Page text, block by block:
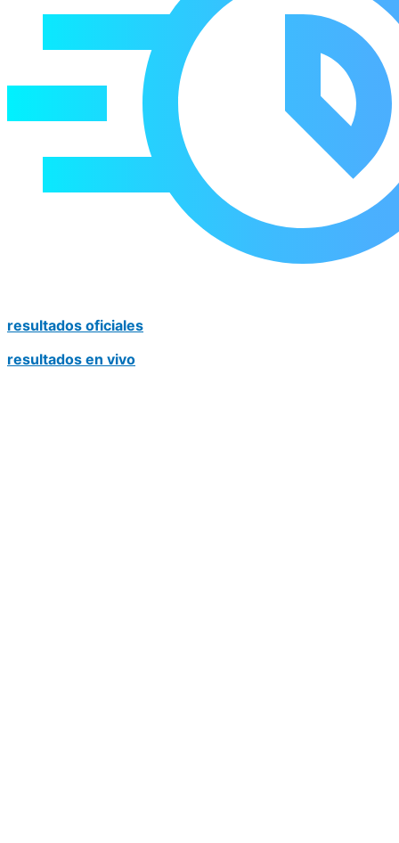
resultados oficiales
resultados en vivo